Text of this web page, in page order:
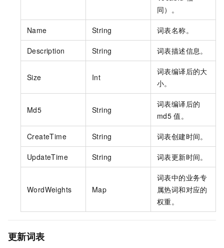
同）。
Name String 词表名称。
Description String 词表描述信息。
Size Int
词表编译后的大
小。
Md5 String
词表编译后的
md5 值。
CreateTime String 词表创建时间。
UpdateTime String 词表更新时间。
WordWeights Map
词表中的业务专
属热词和对应的
权重。
更新词表